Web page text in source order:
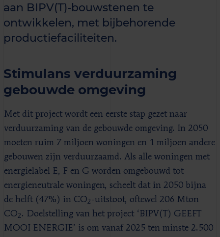
aan BIPV(T)-bouwstenen te
ontwikkelen, met bijbehorende
productiefaciliteiten.
Stimulans verduurzaming
gebouwde omgeving
Met dit project wordt een eerste stap gezet naar
verduurzaming van de gebouwde omgeving. In 2050
moeten ruim 7 miljoen woningen en 1 miljoen andere
gebouwen zijn verduurzaamd. Als alle woningen met
energielabel E, F en G worden omgebouwd tot
energieneutrale woningen, scheelt dat in 2050 bijna
de helft (47%) in CO2 -uitstoot, oftewel 206 Mton
CO2 . Doelstelling van het project ‘BIPV(T) GEEFT
MOOI ENERGIE’ is om vanaf 2025 ten minste 2.500